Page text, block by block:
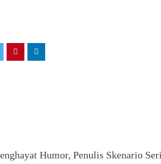
Humor, Penulis Skenario